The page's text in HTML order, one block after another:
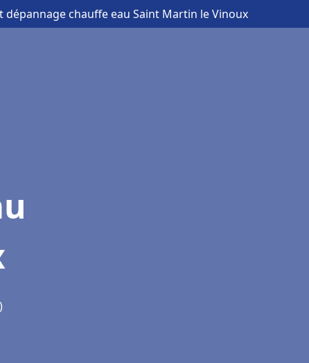
dépannage chauffe eau Saint Martin le Vinoux